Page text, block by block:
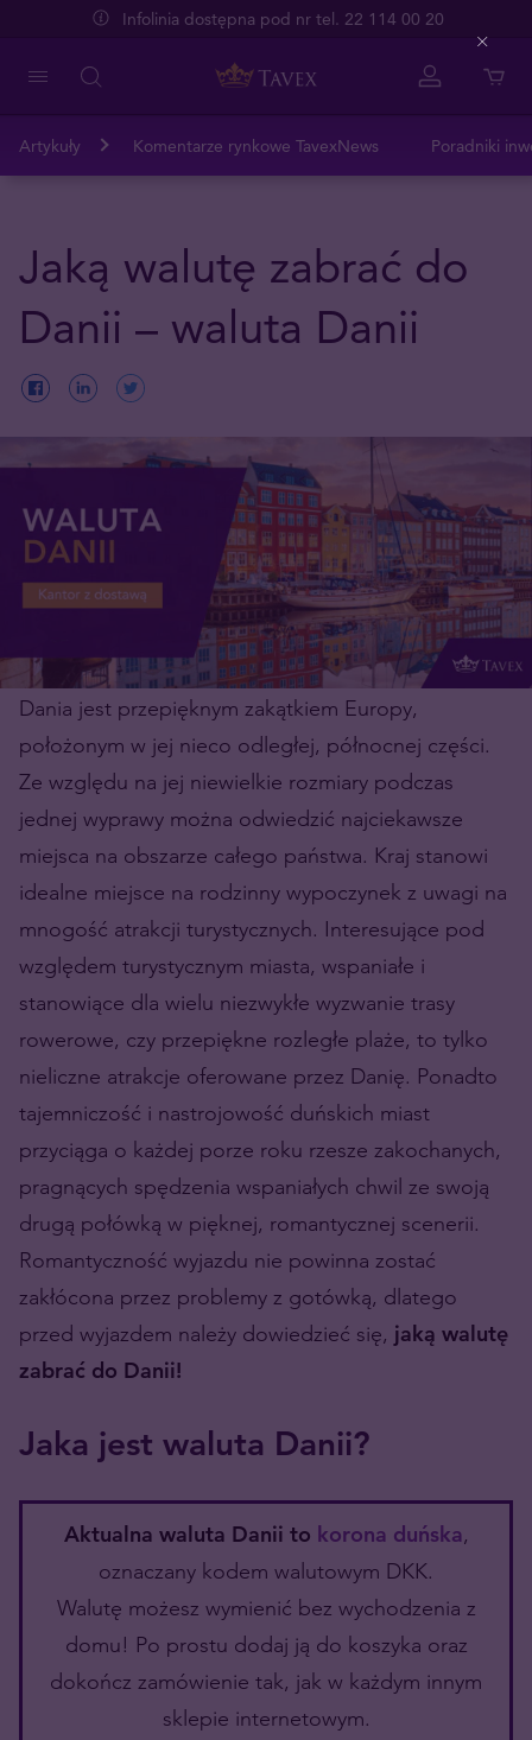
Infolinia dostępna pod nr tel. 22 114 00 20
Artykuły Komentarze rynkowe TavexNews Poradniki
Jaką walutę zabrać do
Danii – waluta Danii
Dania jest przepięknym zakątkiem Europy,
położonym w jej nieco odległej, północnej części.
Ze względu na jej niewielkie rozmiary podczas
jednej wyprawy można odwiedzić najciekawsze
miejsca na obszarze całego państwa. Kraj stanowi
idealne miejsce na rodzinny wypoczynek z uwagi na
mnogość atrakcji turystycznych. Interesujące pod
względem turystycznym miasta, wspaniałe i
stanowiące dla wielu niezwykłe wyzwanie trasy
rowerowe, czy przepiękne rozległe plaże, to tylko
nieliczne atrakcje oferowane przez Danię. Ponadto
tajemniczość i nastrojowość duńskich miast
przyciąga o każdej porze roku rzesze zakochanych,
pragnących spędzenia wspaniałych chwil ze swoją
drugą połówką w pięknej, romantycznej scenerii.
Romantyczność wyjazdu nie powinna zostać
zakłócona przez problemy z gotówką, dlatego
przed wyjazdem należy dowiedzieć się, jaką walutę
zabrać do Danii!
Jaka jest waluta Danii?
Aktualna waluta Danii to korona duńska,
oznaczany kodem walutowym DKK.
Walutę możesz wymienić bez wychodzenia z
domu! Po prostu dodaj ją do koszyka oraz
dokończ zamówienie tak, jak w każdym innym
sklepie internetowym.
Close